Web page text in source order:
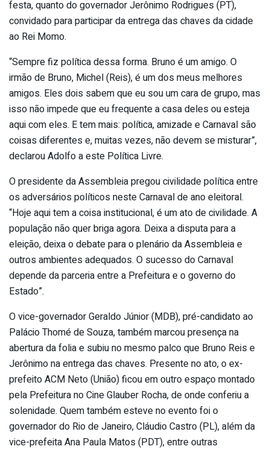
festa, quanto do governador Jerônimo Rodrigues (PT),
convidado para participar da entrega das chaves da cidade
ao Rei Momo.
“Sempre fiz política dessa forma. Bruno é um amigo. O
irmão de Bruno, Michel (Reis), é um dos meus melhores
amigos. Eles dois sabem que eu sou um cara de grupo, mas
isso não impede que eu frequente a casa deles ou esteja
aqui com eles. E tem mais: política, amizade e Carnaval são
coisas diferentes e, muitas vezes, não devem se misturar”,
declarou Adolfo a este Política Livre.
O presidente da Assembleia pregou civilidade política entre
os adversários políticos neste Carnaval de ano eleitoral.
“Hoje aqui tem a coisa institucional, é um ato de civilidade. A
população não quer briga agora. Deixa a disputa para a
eleição, deixa o debate para o plenário da Assembleia e
outros ambientes adequados. O sucesso do Carnaval
depende da parceria entre a Prefeitura e o governo do
Estado”.
O vice-governador Geraldo Júnior (MDB), pré-candidato ao
Palácio Thomé de Souza, também marcou presença na
abertura da folia e subiu no mesmo palco que Bruno Reis e
Jerônimo na entrega das chaves. Presente no ato, o ex-
prefeito ACM Neto (União) ficou em outro espaço montado
pela Prefeitura no Cine Glauber Rocha, de onde conferiu a
solenidade. Quem também esteve no evento foi o
governador do Rio de Janeiro, Cláudio Castro (PL), além da
vice-prefeita Ana Paula Matos (PDT), entre outras